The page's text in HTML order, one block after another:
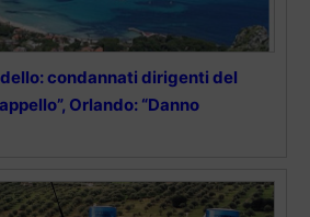
condannati dirigenti del
Orlando: “Danno